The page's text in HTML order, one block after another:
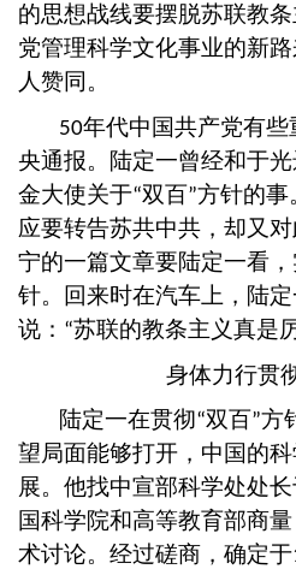
的思想战线要摆脱苏联教
党管理科学文化事业的新
人赞同。
50年代中国共产党有
央通报。陆定一曾经和于
金大使关于“双百”方针的事
应要转告苏共中共，却又
宁的一篇文章要陆定一看
针。回来时在汽车上，陆
说： “苏联的教条主义真是
身体力行贯
陆定一在贯彻“双百”方
望局面能够打开，中国的
展。他找中宣部科学处处
国科学院和高等教育部商
术讨论。经过磋商，确定于